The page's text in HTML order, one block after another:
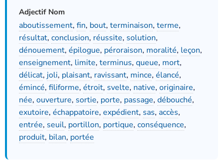
Adjectif Nom
aboutissement, fin, bout, terminaison, terme,
résultat, conclusion, réussite, solution,
dénouement, épilogue, péroraison, moralité, leçon,
enseignement, limite, terminus, queue, mort,
délicat, joli, plaisant, ravissant, mince, élancé,
émincé, filiforme, étroit, svelte, native, originaire,
née, ouverture, sortie, porte, passage, débouché,
exutoire, échappatoire, expédient, sas, accès,
entrée, seuil, portillon, portique, conséquence,
produit, bilan, portée